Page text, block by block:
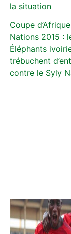
la situation
Coupe
Nations 2015 :
Éléphants
trébuchent
contre le Syly